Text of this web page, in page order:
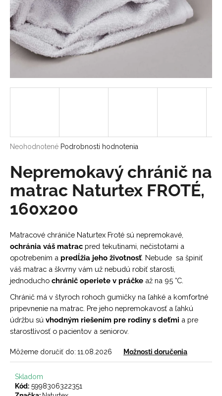
Priemerné
produktu
je
z
hviezdičiek.
Neohodnotené Podrobnosti hodnotenia
Nepremokavý chránič na
matrac Naturtex FROTÉ,
160x200
Matracové chrániče Naturtex Froté sú nepremokavé,
ochránia váš matrac pred tekutinami, nečistotami a
opotrebením a predĺžia jeho životnosť. Nebude sa špiniť
váš matrac a škvrny vám už nebudú robiť starosti,
jednoducho chránič operiete v práčke až na 95 °C.
Chránič má v štyroch rohoch gumičky na ľahké a komfortné
pripevnenie na matrac. Pre jeho nepremokavosť a ľahkú
údržbu sú vhodným riešením pre rodiny s deťmi a pre
starostlivosť o pacientov a seniorov.
Môžeme doručiť do: 11.08.2026 Možnosti doručenia
Skladom
Kód: 5998306322351
á
j
s
ť
d
p
o
r
ú
a
m
e